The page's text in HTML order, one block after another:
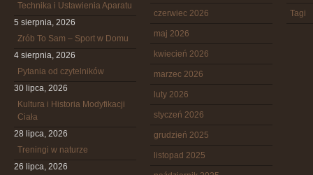
Technika i Ustawienia Aparatu
5 sierpnia, 2026
Zrób To Sam – Sport w Domu
4 sierpnia, 2026
Pytania od czytelników
30 lipca, 2026
Kultura i Historia Modyfikacji
Ciała
28 lipca, 2026
Treningi w naturze
26 lipca, 2026
czerwiec 2026
maj 2026
kwiecień 2026
marzec 2026
luty 2026
styczeń 2026
grudzień 2025
listopad 2025
Tagi